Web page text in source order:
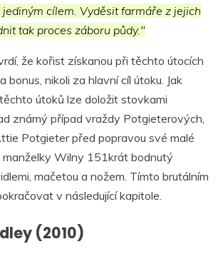
cílem. Vyděsit farmáře z jejich
tak proces záboru půdy."
že kořist získanou při těchto útocích
bonus, nikoli za hlavní cíl útoku. Jak
útoků lze doložit stovkami
známý případ vraždy Potgieterových,
Potgieter před popravou své malé
manželky Wilny 151krát bodnutý
mačetou a nožem. Tímto brutálním
v následující kapitole.
(2010)